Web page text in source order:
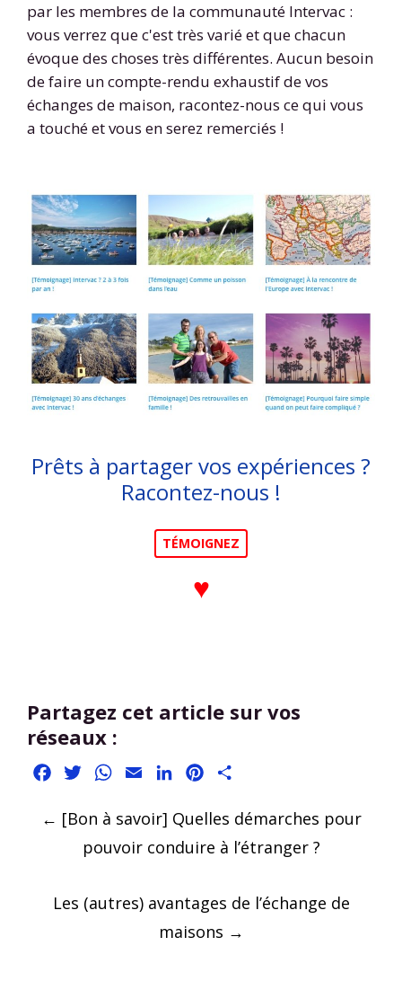
par les membres de la communauté Intervac :
vous verrez que c'est très varié et que chacun
évoque des choses très différentes. Aucun besoin
de faire un compte-rendu exhaustif de vos
échanges de maison, racontez-nous ce qui vous
a touché et vous en serez remerciés !
Prêts à partager vos expériences ?
Racontez-nous !
TÉMOIGNEZ
♥︎
Partagez cet article sur vos
réseaux :
FacebookTwitterWhatsApp
Email LinkedInPinterest
Post
navigation
← [Bon à savoir] Quelles démarches pour
pouvoir conduire à l’étranger ?
Les (autres) avantages de l’échange de
maisons →